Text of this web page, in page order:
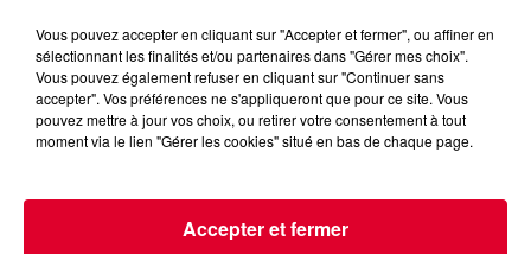
Crédit :@Cesar de Miranda - Pexels
On a beaucoup entendu leurs détracteurs. On a beaucoup
free party du 31 décembre dernier
Vous pouvez accepter en cliquant sur "Accepter et fermer", ou affiner en
sélectionnant les finalités et/ou partenaires dans "Gérer mes choix".
Vous pouvez également refuser en cliquant sur "Continuer sans
accepter". Vos préférences ne s'appliqueront que pour ce site. Vous
pouvez mettre à jour vos choix, ou retirer votre consentement à tout
moment via le lien "Gérer les cookies" situé en bas de chaque page.
Accepter et fermer